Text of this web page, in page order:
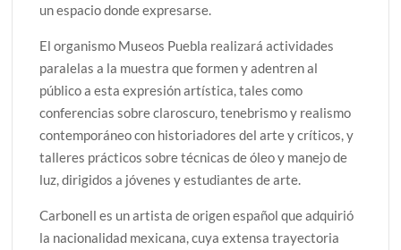
un espacio donde expresarse.
El organismo Museos Puebla realizará actividades
paralelas a la muestra que formen y adentren al
público a esta expresión artística, tales como
conferencias sobre claroscuro, tenebrismo y realismo
contemporáneo con historiadores del arte y críticos, y
talleres prácticos sobre técnicas de óleo y manejo de
luz, dirigidos a jóvenes y estudiantes de arte.
Carbonell es un artista de origen español que adquirió
la nacionalidad mexicana, cuya extensa trayectoria